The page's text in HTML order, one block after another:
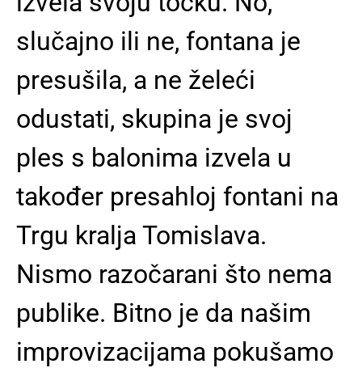
slučajno ili ne, fontana je
presušila, a ne želeći
odustati, skupina je svoj
ples s balonima izvela u
također presahloj fontani na
Trgu kralja Tomislava.
Nismo razočarani što nema
publike. Bitno je da našim
improvizacijama pokušamo